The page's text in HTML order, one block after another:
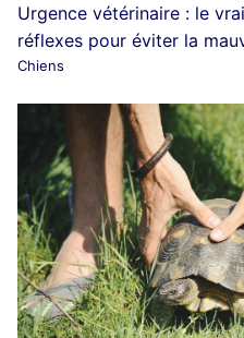
Urgence vétérinaire : le
réflexes pour éviter la
Chiens